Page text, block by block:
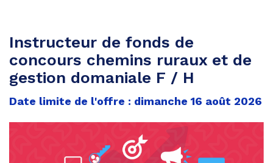
Instructeur de fonds de
concours chemins ruraux et de
gestion domaniale F / H
Date limite de l'offre : dimanche 16 août 2026